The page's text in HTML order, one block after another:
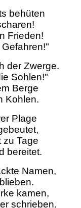
behüten
Frieden!
der Zwerge.
Sohlen!"
Berge
Kohlen.
Plage
zu Tage
bereitet.
Namen,
kamen,
schrieben.